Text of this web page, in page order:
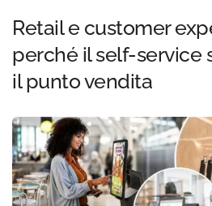
Retail e customer
perché il self-service
il punto vendita